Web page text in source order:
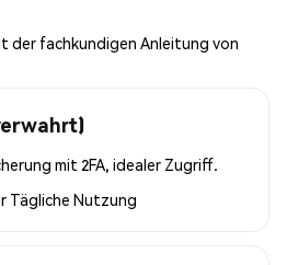
der fachkundigen Anleitung von
mit 2FA, idealer Zugriff.
Tägliche Nutzung